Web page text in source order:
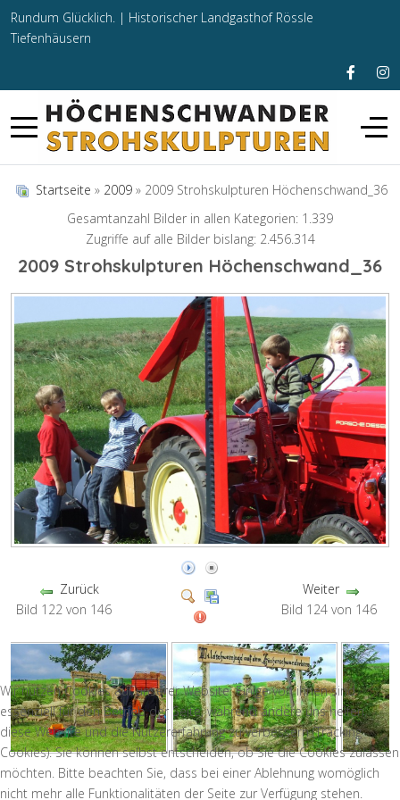
Rundum Glücklich. | Historischer Landgasthof Rössle
Tiefenhäusern
Startseite » 2009 » 2009 Strohskulpturen Höchenschwand_36
Gesamtanzahl Bilder in allen Kategorien: 1.339
Zugriffe auf alle Bilder bislang: 2.456.314
2009 Strohskulpturen Höchenschwand_36
Zurück
Bild 122 von 146
Weiter
Bild 124 von 146
Wir nutzen Cookies auf unserer Website. Einige von ihnen sind
essenziell für den Betrieb der Seite, während andere uns helfen,
diese Website und die Nutzererfahrung zu verbessern (Tracking
Cookies). Sie können selbst entscheiden, ob Sie die Cookies zulassen
möchten. Bitte beachten Sie, dass bei einer Ablehnung womöglich
nicht mehr alle Funktionalitäten der Seite zur Verfügung stehen.